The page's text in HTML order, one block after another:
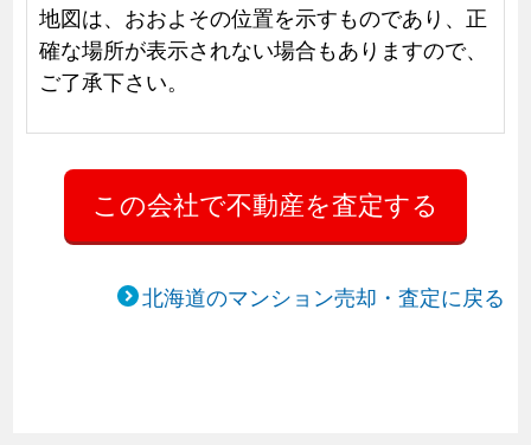
地図は、おおよその位置を示すものであり、正
確な場所が表示されない場合もありますので、
ご了承下さい。
北海道のマンション売却・査定に戻る